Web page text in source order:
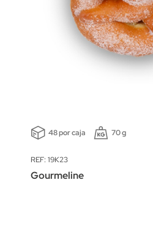
48 por caja 70 g
REF: 19K23
Gourmeline